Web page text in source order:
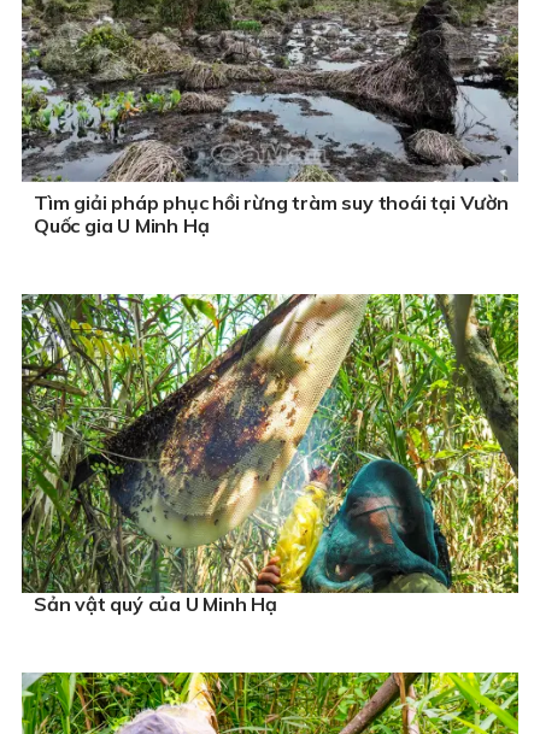
Tìm giải pháp phục hồi rừng tràm suy thoái tại Vườn
Quốc gia U Minh Hạ
Sản vật quý của U Minh Hạ